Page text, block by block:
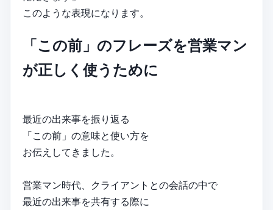
このような表現になります。
「この前」のフレーズを営業マン
が正しく使うために
最近の出来事を振り返る
「この前」の意味と使い方を
お伝えしてきました。
営業マン時代、クライアントとの会話の中で
最近の出来事を共有する際に